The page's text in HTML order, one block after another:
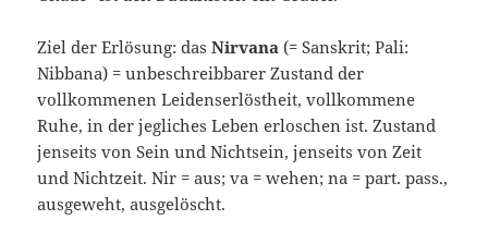
Ziel der Erlösung: dasNirvana (= Sanskrit; Pali:
Nibbana) = unbeschreibbarer Zustand der
vollkommenen Leidenserlöstheit, vollkommene
Ruhe, in der jegliches Leben erloschen ist. Zustand
jenseits von Sein und Nichtsein, jenseits von Zeit
und Nichtzeit. Nir = aus; va = wehen; na = part. pass.,
ausgeweht, ausgelöscht.